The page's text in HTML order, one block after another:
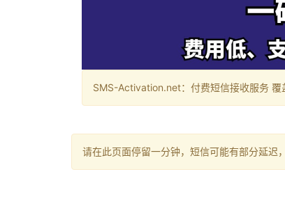
SMS-Activation.net：付费短信接收服务
请在此页面停留一分钟，短信可能有部分延迟